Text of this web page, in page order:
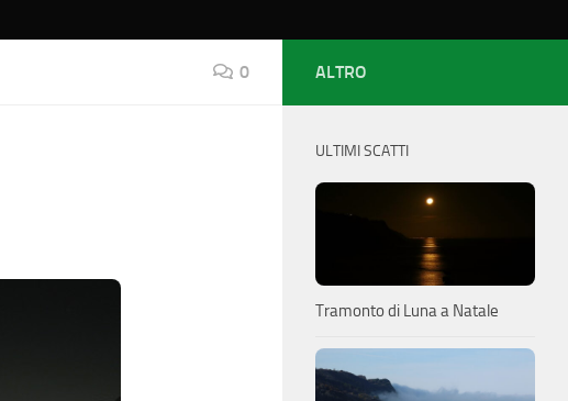
0 ALTRO
ULTIMI SCATTI
Tramonto di Luna a Natale